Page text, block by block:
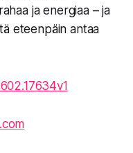
ja energiaa – ja
eteenpäin antaa